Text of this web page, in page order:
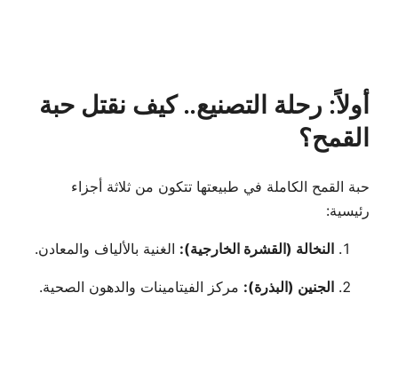
أولاً: رحلة التصنيع.. كيف نقتل حبة
القمح؟
حبة القمح الكاملة في طبيعتها تتكون من ثلاثة أجزاء
رئيسية:
النخالة (القشرة الخارجية): الغنية بالألياف والمعادن.
الجنين (البذرة): مركز الفيتامينات والدهون الصحية.